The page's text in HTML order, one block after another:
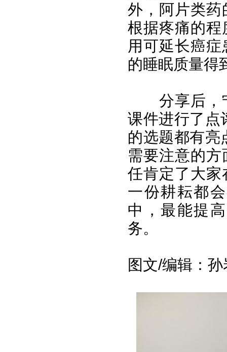
外，阿片类
根据疼痛的
用可延长癌
的睡眠质量得
分享后，
课件进行了点
的选题都有亮
需要注意的
任肯定了大
一份耕耘都
中，最能提
务。
图文/编辑：